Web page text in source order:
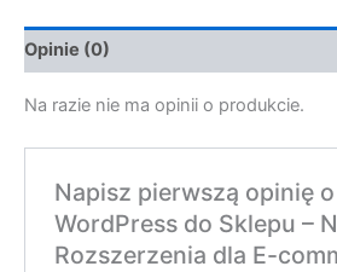
Opinie (0)
Na razie nie ma opinii o produkcie.
Napisz pierwszą opinię
WordPress do Sklepu –
Rozszerzenia dla E-